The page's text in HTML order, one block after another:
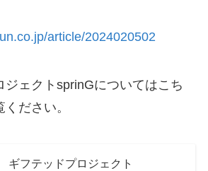
article/2024020502
ェクトsprinGについてはこち
ださい。
ギフテッドプロジェクト